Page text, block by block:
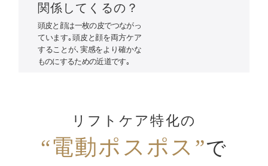
関係してくるの？
頭皮と顔は一枚の皮でつながっ
ています｡頭皮と顔を両方ケア
することが､実感をより確かな
ものにするための近道です｡
リフトケア特化の
“電動ポスポス”で